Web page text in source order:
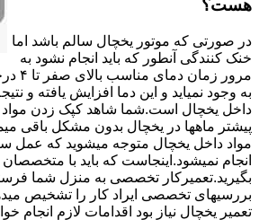
هست؟
در صورتی که موتور یخچال سالم باشد اما
خنک کنندگی آنطور که باید انجام نشود به
مرور
به وجود نمیاید و این دما افزایش یافته و
داخل یخچال است.شما شاهد کپک زدن مواد
پیشتر ماهها در یخچال بدون مشکل باقی
مواد داخل یخچال متوجه میشوید که عمل
انجام نمیشود.اینجاست که باید با
بگیرید.تعمیرکار تخصصی به منزل شما
بررسیهای تخصصی ایراد کار را تشخیص
تعمیر یخچال نیاز بود اقدامات لازم انجام